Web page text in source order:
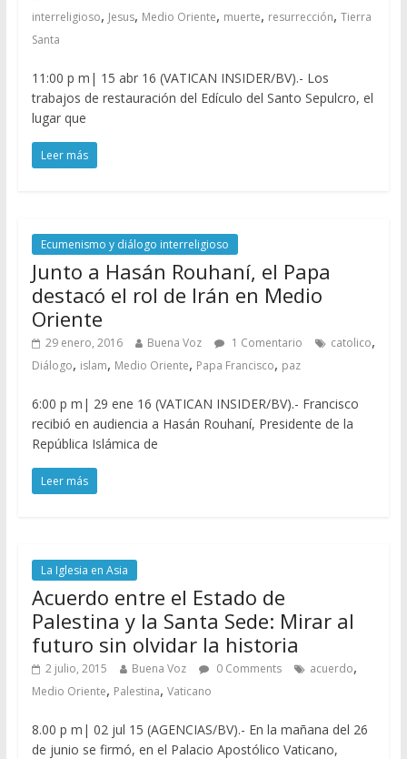
interreligioso, Jesus, Medio Oriente, muerte, resurrección, Tierra
Santa
11:00 p m| 15 abr 16 (VATICAN INSIDER/BV).- Los
trabajos de restauración del Edículo del Santo Sepulcro, el
lugar que
Leer más
Ecumenismo y diálogo interreligioso
Junto a Hasán Rouhaní, el Papa
destacó el rol de Irán en Medio
Oriente
29 enero, 2016 Buena Voz 1 Comentario catolico,
Diálogo, islam, Medio Oriente, Papa Francisco, paz
6:00 p m| 29 ene 16 (VATICAN INSIDER/BV).- Francisco
recibió en audiencia a Hasán Rouhaní, Presidente de la
República Islámica de
Leer más
La Iglesia en Asia
Acuerdo entre el Estado de
Palestina y la Santa Sede: Mirar al
futuro sin olvidar la historia
2 julio, 2015 Buena Voz 0 Comments acuerdo,
Medio Oriente, Palestina, Vaticano
8.00 p m| 02 jul 15 (AGENCIAS/BV).- En la mañana del 26
de junio se firmó, en el Palacio Apostólico Vaticano,